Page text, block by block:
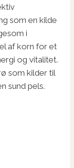
som en kilde
i
af korn for et
og vitalitet.
som kilder til
sund pels.